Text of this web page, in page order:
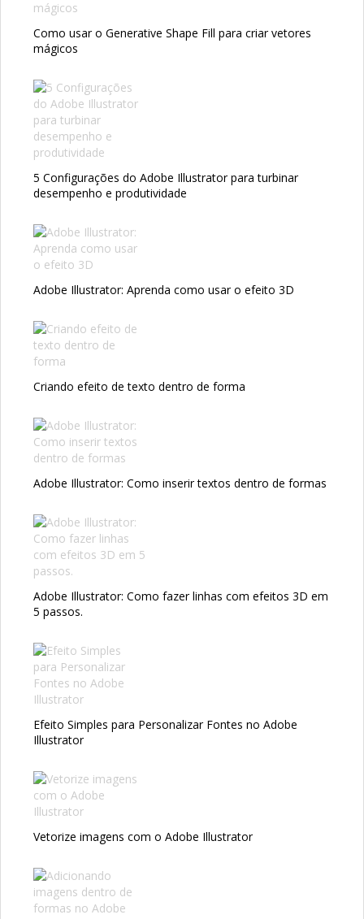
Como usar o Generative Shape Fill para criar vetores
mágicos
5 Configurações do Adobe Illustrator para turbinar
desempenho e produtividade
Adobe Illustrator: Aprenda como usar o efeito 3D
Criando efeito de texto dentro de forma
Adobe Illustrator: Como inserir textos dentro de formas
Adobe Illustrator: Como fazer linhas com efeitos 3D em
5 passos.
Efeito Simples para Personalizar Fontes no Adobe
Illustrator
Vetorize imagens com o Adobe Illustrator